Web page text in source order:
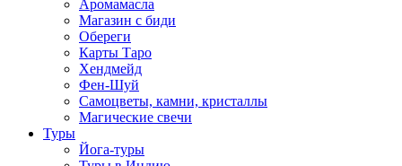
Аромамасла
Магазин с биди
Обереги
Карты Таро
Хендмейд
Фен-Шуй
Самоцветы, камни, кристаллы
Магические свечи
Туры
Йога-туры